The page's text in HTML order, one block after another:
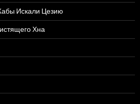
Искали Цезию
Хна